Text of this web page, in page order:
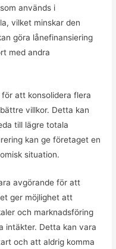
används i
vilket minskar den
göra lånefinansiering
med andra
att konsolidera flera
villkor. Detta kan
till lägre totala
kan ge företaget en
situation.
avgörande för att
ger möjlighet att
och marknadsföring
intäkter. Detta kan vara
och att aldrig komma